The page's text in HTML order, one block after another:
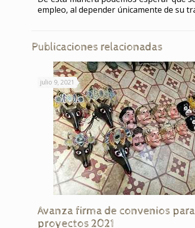
empleo, al depender únicamente de su
Publicaciones relacionadas
julio 9, 2021
Avanza firma de convenios para
proyectos 2021